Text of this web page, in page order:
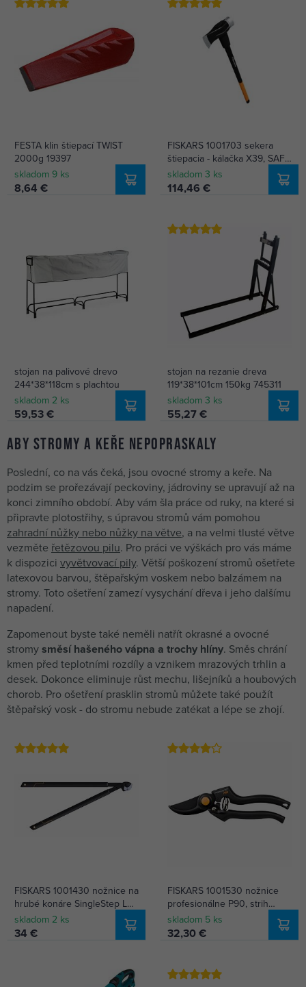
FESTA klin štiepací TWIST
2000g 19397
skladom 9 ks
8,64 €
FISKARS 1001703 sekera
štiepacia - kálačka X39, SAFE
„T“
skladom 3 ks
114,46 €
stojan na palivové drevo
244*38*118cm s plachtou
skladom 2 ks
59,53 €
stojan na rezanie dreva
119*38*101cm 150kg 745311
skladom 3 ks
55,27 €
Aby stromy a keře nepopraskaly
Poslední, co na vás čeká, jsou ovocné stromy a keře. Na
podzim se prořezávají peckoviny, jádroviny se upravují až na
konci zimního období. Aby vám šla práce od ruky, na které si
připravte plotostřihy, s úpravou stromů vám pomohou
zahradní nůžky nebo nůžky na větve, a na velmi tlusté větve
vezměte řetězovou pilu. Pro práci ve výškách pro vás máme
k dispozici vyvětvovací pily. Větší poškození stromů ošetřete
latexovou barvou, štěpařským voskem nebo balzámem na
stromy. Toto ošetření zamezí vysychání dřeva i jeho dalšímu
napadení.
Zapomenout byste také neměli natřít okrasné a ovocné
stromy směsí hašeného vápna a trochy hlíny. Směs chrání
kmen před teplotními rozdíly a vznikem mrazových trhlin a
desek. Dokonce eliminuje růst mechu, lišejníků a houbových
chorob. Pro ošetření prasklin stromů můžete také použít
štěpařský vosk - do stromu nebude zatékat a lépe se zhojí.
FISKARS 1001430 nožnice na
hrubé konáre SingleStep L
jednočepeľové (112450)
skladom 2 ks
34 €
FISKARS 1001530 nožnice
profesionálne P90, strih
26mm (111960)
skladom 5 ks
32,30 €